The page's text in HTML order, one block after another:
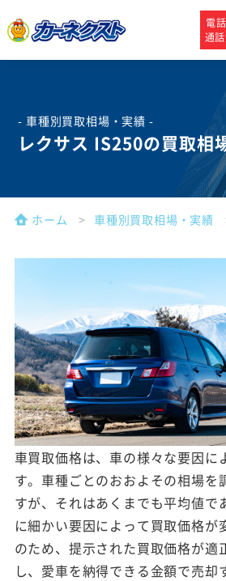
電
通
- 車種別買取相場・実績 -
レクサス IS250の買取相
ホーム 車種別買取相場・実績
車買取価格は、車の様々な要因に
す。車種ごとのおおよその相場を
すが、それはあくまでも平均値で
に細かい要因によって買取価格が
のため、提示された買取価格が適
し、愛車を納得できる金額で売却